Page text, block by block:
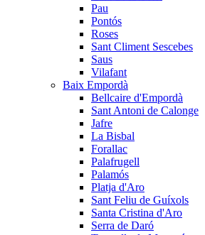
Pau
Pontós
Roses
Sant Climent Sescebes
Saus
Vilafant
Baix Empordà
Bellcaire d'Empordà
Sant Antoni de Calonge
Jafre
La Bisbal
Forallac
Palafrugell
Palamós
Platja d'Aro
Sant Feliu de Guíxols
Santa Cristina d'Aro
Serra de Daró